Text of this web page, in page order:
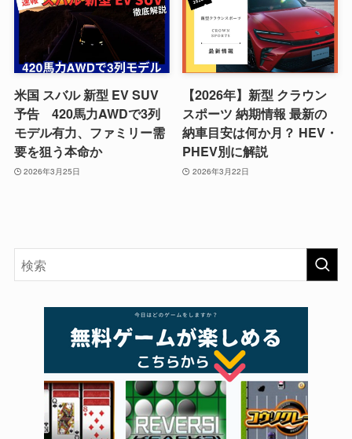
米国 スバル 新型 EV SUV
予告 420馬力AWDで3列
モデル有力、ファミリー需
要を狙う本命か
2026年3月25日
【2026年】新型 クラウン
スポーツ 納期情報 最新の
納車目安は何か月？ HEV・
PHEV別に解説
2026年3月22日